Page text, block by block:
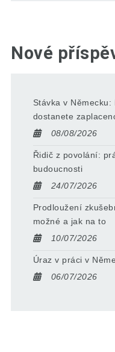
Nové
Stávka v
dostanete
08/08/2026
Řidič z povolání:
budoucnosti
24/07/2026
Prodloužení
možné a jak na to
10/07/2026
Úraz v práci v
06/07/2026